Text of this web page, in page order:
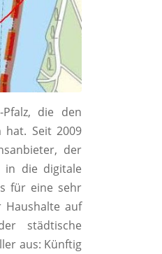
die den
hat. Seit 2009
der
in die digitale
für eine sehr
Haushalte auf
städtische
aus: Künftig